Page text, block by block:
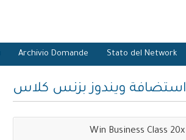
Archivio Domande Stato del Network
استضافة ويندوز بزنس كلاس
Win Business Class 20x